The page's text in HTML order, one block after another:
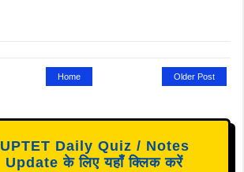
Older Post
Home
UPTET Daily Quiz / Notes
Update के लिए यहाँ क्लिक करें